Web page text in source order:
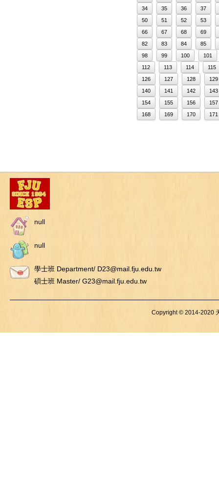
34
35 36
37
50
51 52
53
66
67 68
69
82
83 84
85
98
99 100
101
112
113 114
115
126
127 128
129
140
141 142
143
154
155 156
157
168
169 170 171
null
null
學士班 Department/ D23@mail.fju.edu.tw
碩士班 Master/ G23@mail.fju.edu.tw
Copyright © 2014-2020